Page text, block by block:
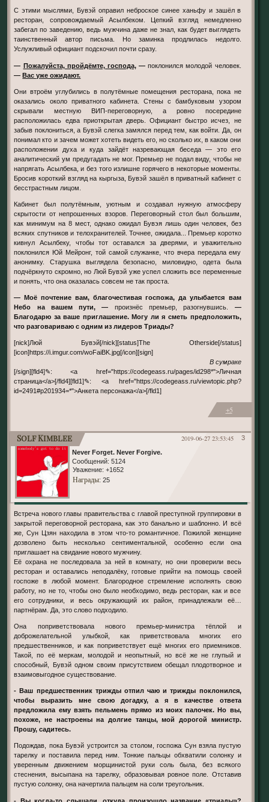
С этими мыслями, Бувэй оправил неброское синее ханьфу и зашёл в
ресторан, сопровождаемый Асылбеком. Цепкий взгляд немедленно
забегал по заведению, ведь мужчина даже не знал, как будет выглядеть
таинственный автор письма. Но заминка продлилась недолго.
Услужливый официант подскочил почти сразу.
— Пожалуйста, пройдёмте, господа,—поклонился молодой человек.
—Вас уже ожидают.
Они втроём углубились в полутёмные помещения ресторана, пока не
оказались около приватного кабинета. Стены с бамбуковым узором
скрывали местную ВИП-переговорную, а ровно посередине
расположилась едва приоткрытая дверь. Официант быстро исчез, не
забыв поклониться, а Бувэй слегка замялся перед тем, как войти. Да, он
понимал кто и зачем может хотеть видеть его, но сколько их, в каком они
расположении духа и куда зайдёт назревающая беседа — это его
аналитический ум предугадать не мог. Премьер не подал виду, чтобы не
напрягать Асылбека, и без того излишне горячего в некоторые моменты.
Бросив короткий взгляд на кыргыза, Бувэй зашёл в приватный кабинет с
бесстрастным лицом.
Кабинет был полутёмным, уютным и создавал нужную атмосферу
скрытости от непрошенных взоров. Переговорный стол был большим,
как минимум на 8 мест, однако ожидал Бувэя лишь один человек, без
всяких спутников и телохранителей. Точнее, ожидала... Премьер коротко
кивнул Асылбеку, чтобы тот оставался за дверями, и уважительно
поклонился Юй Мейронг, той самой служанке, что вчера передала ему
анонимку. Старушка выглядела безопасно, миловидно, одета была
подчёркнуто скромно, но Люй Бувэй уже успел сложить все переменные
и понять, что она оказалась совсем не так проста.
— Моё почтение вам, благочестивая госпожа, да улыбается вам
Небо на вашем пути, — произнёс премьер, разогнувшись. —
Благодарю за ваше приглашение. Могу ли я сметь предположить,
что разговариваю с одним из лидеров Триады?
[nick]Люй Бувэй[/nick][status]The Otherside[/status]
[icon]https://i.imgur.com/woFaiBK.jpg[/icon][sign]
В сумраке
[/sign][fld4]✎: <a href="https://codegeass.ru/pages/id298*">Личная
страница</a>[/fld4][fld1]✎: <a href="https://codegeass.ru/viewtopic.php?
id=2491#p201934=*">Анкета персонажа</a>[/fld1]
+5
3
2019-06-27 23:53:45
Solf Kimblee
Never Forget. Never Forgive.
Сообщений: 5124
Уважение: +1652
Награды: 25
Встреча нового главы правительства с главой преступной группировки в
закрытой переговорной ресторана, как это банально и шаблонно. И всё
же, Сун Цзян находила в этом что-то романтичное. Пожилой женщине
дозволено быть несколько сентиментальной, особенно если она
приглашает на свидание нового мужчину.
Её охрана не последовала за ней в комнату, но они проверили весь
ресторан и оставались неподалёку, готовые прийти на помощь своей
госпоже в любой момент. Благородное стремление исполнять свою
работу, но не то, чтобы оно было необходимо, ведь ресторан, как и все
его сотрудники, и весь окружающий их район, принадлежали её…
партнёрам. Да, это слово подходило.
Она поприветствовала нового премьер-министра тёплой и
доброжелательной улыбкой, как приветствовала многих его
предшественников, и как поприветствует ещё многих его приемников.
Такой, по её меркам, молодой и неопытный, но всё же не глупый и
способный, Бувэй одном своим присутствием обещал плодотворное и
взаимовыгодное существование.
- Ваш предшественник трижды отпил чаю и трижды поклонился,
чтобы выразить мне свою догадку, а я в качестве ответа
предложила ему взять пельмень прямо из моих палочек. Но вы,
похоже, не настроены на долгие танцы, мой дорогой министр.
Прошу, садитесь.
Подождав, пока Бувэй устроится за столом, госпожа Сун взяла пустую
тарелку и поставила перед ним. Тонкие пальцы обхватили солонку и
уверенным движением морщинистой руки соль была, без всякого
стеснения, высыпана на тарелку, образовывая ровное поле. Отставив
пустую солонку, она начертила пальцем на соли треугольник.
- Вы когда-то слышали, откуда произошло название «триады»?